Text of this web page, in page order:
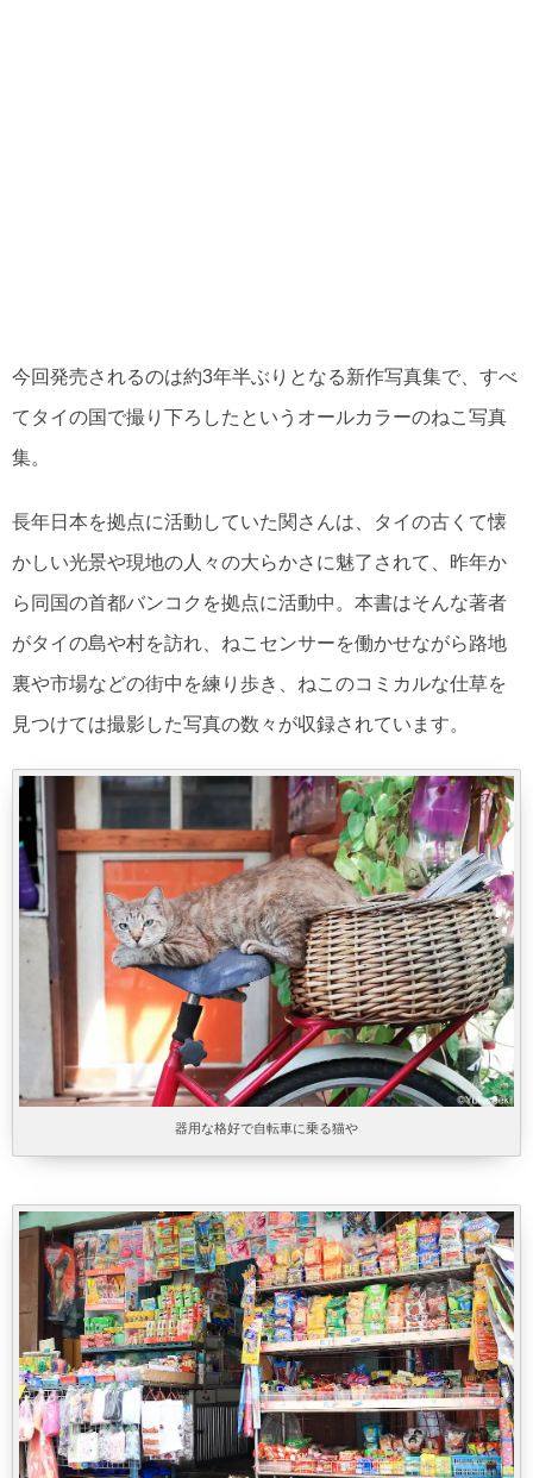
今回発売されるのは約3年半ぶりとなる新作写真集で、すべ
てタイの国で撮り下ろしたというオールカラーのねこ写真
集。
長年日本を拠点に活動していた関さんは、タイの古くて懐
かしい光景や現地の人々の大らかさに魅了されて、昨年か
ら同国の首都バンコクを拠点に活動中。本書はそんな著者
がタイの島や村を訪れ、ねこセンサーを働かせながら路地
裏や市場などの街中を練り歩き、ねこのコミカルな仕草を
見つけては撮影した写真の数々が収録されています。
器用な格好で自転車に乗る猫や